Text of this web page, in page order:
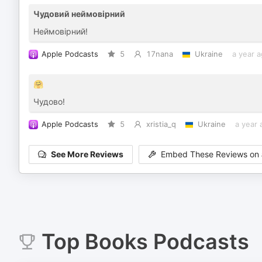
Чудовий неймовірний
Неймовірний!
Apple Podcasts 5 17nana Ukraine a year
🤗
Чудово!
Apple Podcasts 5 xristia_q Ukraine a year
See More Reviews Embed These Reviews on
Top Books Podcasts